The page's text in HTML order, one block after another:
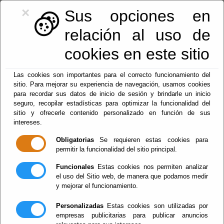
×
Sus opciones en
relación al uso de
cookies en este sitio
Las cookies son importantes para el correcto funcionamiento del
sitio. Para mejorar su experiencia de navegación, usamos cookies
para recordar sus datos de inicio de sesión y brindarle un inicio
seguro, recopilar estadísticas para optimizar la funcionalidad del
sitio y ofrecerle contenido personalizado en función de sus
intereses.
Obligatorias Se requieren estas cookies para
permitir la funcionalidad del sitio principal.
Funcionales Estas cookies nos permiten analizar
el uso del Sitio web, de manera que podamos medir
y mejorar el funcionamiento.
Personalizadas Estas cookies son utilizadas por
empresas publicitarias para publicar anuncios
950128113 centralita@macael.es
Menu
Fiestas y Tradiciones